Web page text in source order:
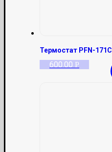
Термостат PFN-171C
600.00 Р